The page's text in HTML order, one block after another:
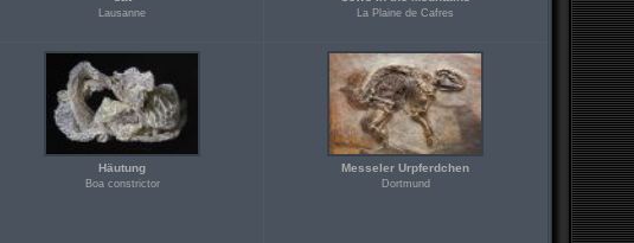
Lausanne La Plaine de Cafres
Häutung
Boa constrictor
Messeler Urpferdchen
Dortmund